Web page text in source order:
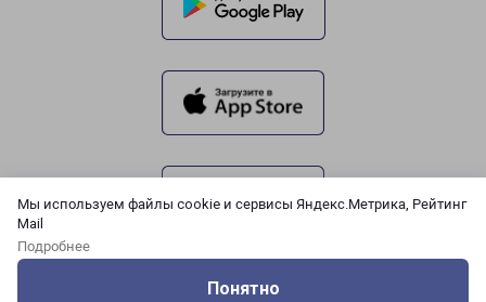
Мы используем файлы cookie и сервисы Яндекс.Метрика, Рейтинг
Mail
Подробнее
Понятно